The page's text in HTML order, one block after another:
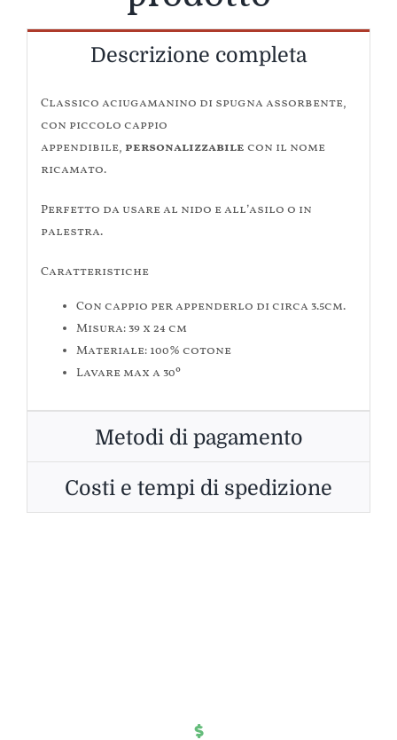
Descrizione completa
Classico aciugamanino di spugna assorbente,
con piccolo cappio
appendibile, personalizzabile con il nome
ricamato.
Perfetto da usare al nido e all’asilo o in
palestra.
Caratteristiche
Con cappio per appenderlo di circa 3.5cm.
Misura: 39 x 24 cm
Materiale: 100% cotone
Lavare max a 30º
Metodi di pagamento
Costi e tempi di spedizione